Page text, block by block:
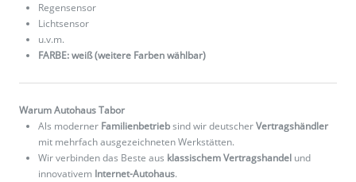
Regensensor
Lichtsensor
u.v.m.
FARBE: weiß (weitere Farben wählbar)
Warum Autohaus Tabor
Als moderner Familienbetriebsind wir deutscherVertragshändler
mit mehrfach ausgezeichneten Werkstätten.
Wir verbinden das Beste aus klassischem Vertragshandel und
innovativem Internet-Autohaus.